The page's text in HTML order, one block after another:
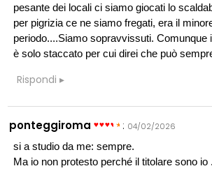
pesante dei locali ci siamo giocati lo
per pigrizia ce ne siamo fregati, era il
periodo....Siamo sopravvissuti. Comunque
è solo staccato per cui direi che può
Rispondi
ponteggiroma : 04/02/2026
si a studio da me: sempre.
Ma io non protesto perché il titolare sono io